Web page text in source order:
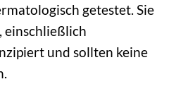
getestet. Sie
einschließlich
und sollten keine